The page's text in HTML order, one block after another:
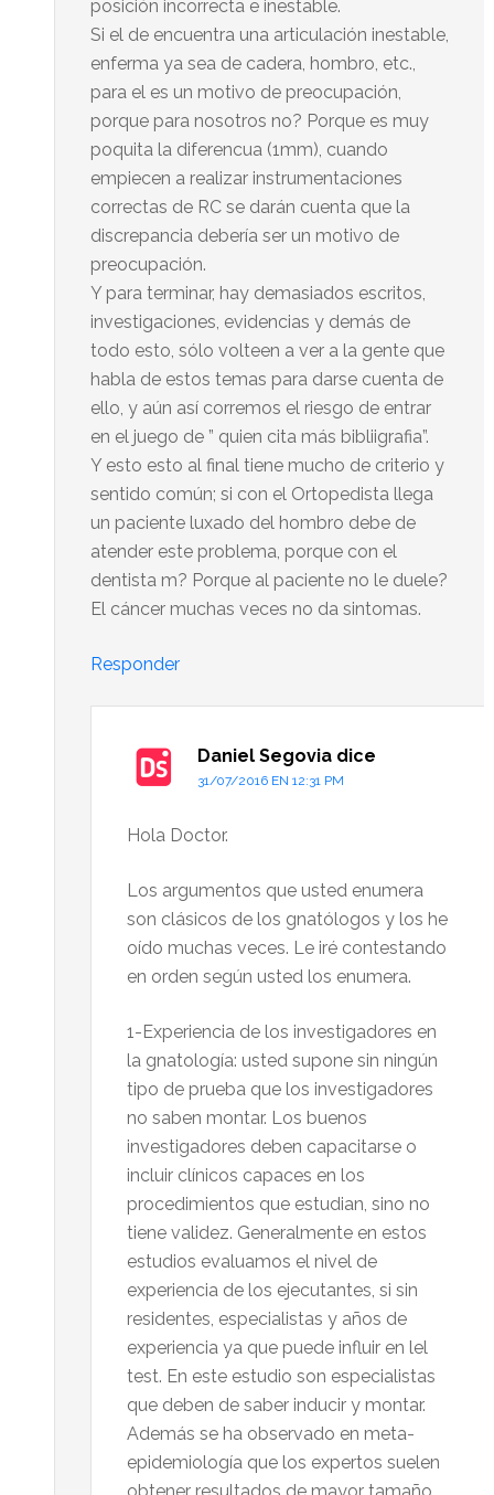
posición incorrecta e inestable.
Si el de encuentra una articulación inestable,
enferma ya sea de cadera, hombro, etc.,
para el es un motivo de preocupación,
porque para nosotros no? Porque es muy
poquita la diferencua (1mm), cuando
empiecen a realizar instrumentaciones
correctas de RC se darán cuenta que la
discrepancia debería ser un motivo de
preocupación.
Y para terminar, hay demasiados escritos,
investigaciones, evidencias y demás de
todo esto, sólo volteen a ver a la gente que
habla de estos temas para darse cuenta de
ello, y aún así corremos el riesgo de entrar
en el juego de ” quien cita más bibliigrafia”.
Y esto esto al final tiene mucho de criterio y
sentido común; si con el Ortopedista llega
un paciente luxado del hombro debe de
atender este problema, porque con el
dentista m? Porque al paciente no le duele?
El cáncer muchas veces no da sintomas.
Responder
Daniel Segovia dice
31/07/2016 EN 12:31 PM
Hola Doctor.
Los argumentos que usted enumera
son clásicos de los gnatólogos y los he
oído muchas veces. Le iré contestando
en orden según usted los enumera.
1-Experiencia de los investigadores en
la gnatología: usted supone sin ningún
tipo de prueba que los investigadores
no saben montar. Los buenos
investigadores deben capacitarse o
incluir clínicos capaces en los
procedimientos que estudian, sino no
tiene validez. Generalmente en estos
estudios evaluamos el nivel de
experiencia de los ejecutantes, si sin
residentes, especialistas y años de
experiencia ya que puede influir en lel
test. En este estudio son especialistas
que deben de saber inducir y montar.
Además se ha observado en meta-
epidemiología que los expertos suelen